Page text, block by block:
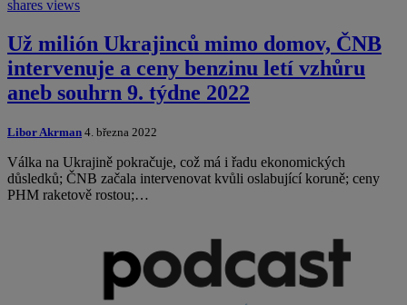
shares views
Už milión Ukrajinců mimo domov, ČNB
intervenuje a ceny benzinu letí vzhůru
aneb souhrn 9. týdne 2022
Libor Akrman 4. března 2022
Válka na Ukrajině pokračuje, což má i řadu ekonomických
důsledků; ČNB začala intervenovat kvůli oslabující koruně; ceny
PHM raketově rostou;…